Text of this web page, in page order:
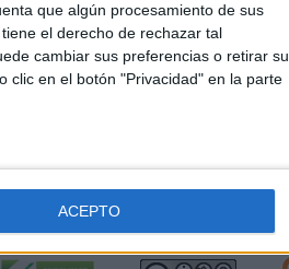
que algún procesamiento de sus
el derecho de rechazar tal
cambiar sus preferencias o retirar su
clic en el botón "Privacidad" en la parte
ACEPTO